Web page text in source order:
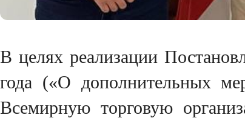
В целях реализации
года («О дополнительных
Всемирную торговую